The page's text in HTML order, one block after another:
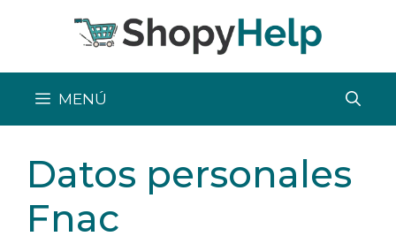
MENÚ
Datos personales
Fnac